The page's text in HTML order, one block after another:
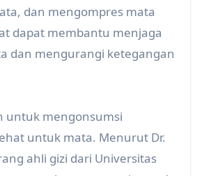
dan mengompres mata
dapat membantu menjaga
dan mengurangi ketegangan
untuk mengonsumsi
untuk mata. Menurut Dr.
ahli gizi dari Universitas